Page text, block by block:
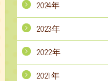
2024年
2023年
2022年
2021年